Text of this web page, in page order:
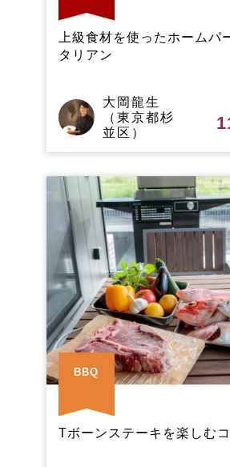
上級食材を使ったホームパ
タリアン
大岡龍生
（東京都杉
並区）
BBQ
Tボーンステーキを楽しむ